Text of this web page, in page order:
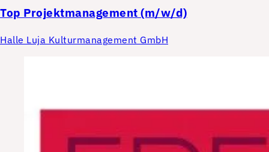
Top Projektmanagement (m/w/d)
Halle Luja Kulturmanagement GmbH